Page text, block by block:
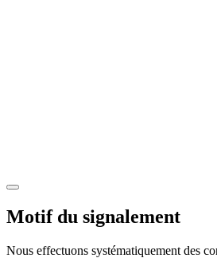
Motif du signalement
Nous effectuons systématiquement des